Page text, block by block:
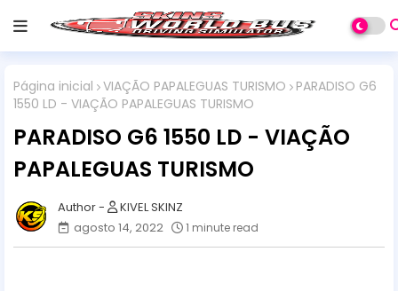
Página inicial VIAÇÃO PAPALEGUAS TURISMO
PARADISO G6
1550 LD - VIAÇÃO PAPALEGUAS TURISMO
PARADISO G6 1550 LD - VIAÇÃO
PAPALEGUAS TURISMO
KIVEL SKINZ
agosto 14, 2022
1 minute read